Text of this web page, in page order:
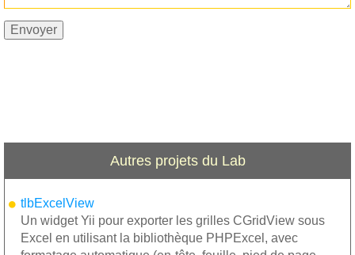
Autres projets du Lab
tlbExcelView
Un widget Yii pour exporter les grilles CGridView sous
Excel en utilisant la bibliothèque PHPExcel, avec